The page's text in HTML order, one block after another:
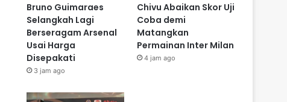
Bruno Guimaraes
Selangkah Lagi
Berseragam Arsenal
Usai Harga
Disepakati
3 jam ago
Chivu Abaikan Skor Uji
Coba demi
Matangkan
Permainan Inter Milan
4 jam ago